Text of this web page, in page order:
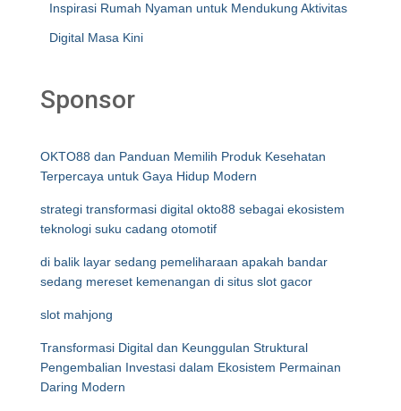
Inspirasi Rumah Nyaman untuk Mendukung Aktivitas
Digital Masa Kini
Sponsor
OKTO88 dan Panduan Memilih Produk Kesehatan
Terpercaya untuk Gaya Hidup Modern
strategi transformasi digital okto88 sebagai ekosistem
teknologi suku cadang otomotif
di balik layar sedang pemeliharaan apakah bandar
sedang mereset kemenangan di situs slot gacor
slot mahjong
Transformasi Digital dan Keunggulan Struktural
Pengembalian Investasi dalam Ekosistem Permainan
Daring Modern